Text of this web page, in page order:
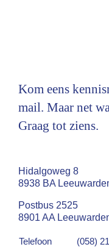
Kom eens
mail. Maar net
Graag tot ziens.
Hidalgoweg 8
8938 BA
Postbus 2525
8901 AA
Telefoon
(058)